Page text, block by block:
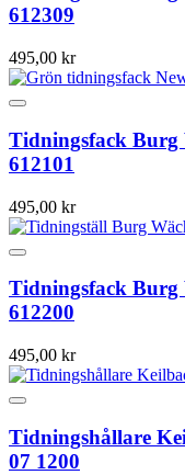
612309
495,00 kr
Tidningsfack Burg
612101
495,00 kr
Tidningsfack Burg
612200
495,00 kr
Tidningshållare
07 1200